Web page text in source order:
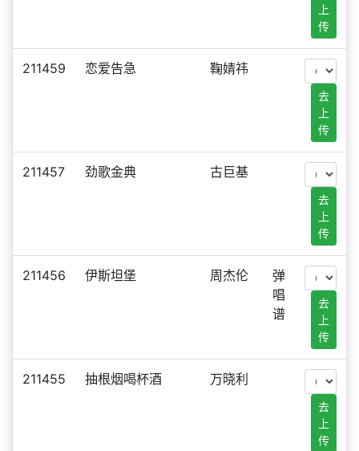
上
传
211459 恋爱告急 鞠婧祎
去
上
传
211457 劲歌金典 古巨基
去
上
传
211456 伊斯坦堡 周杰伦
弹
唱
谱
去
上
传
211455 抽根烟喝杯酒 万晓利
去
上
传